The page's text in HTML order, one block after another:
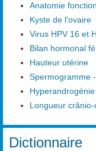
Anatomie
Kyste de l'ovaire
Virus HPV 16 et
Bilan hormonal
Hauteur utérine
Spermogramme
Hyperandrogénie
Longueur
Dictionnaire